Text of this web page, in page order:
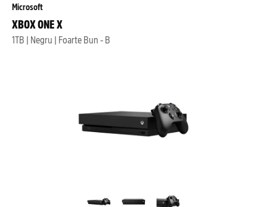
Microsoft
XBOX ONE X
1TB | Negru | Foarte Bun - B